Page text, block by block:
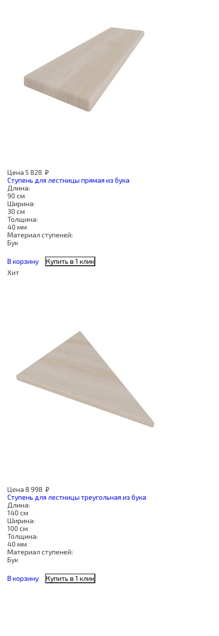
Цена 5 828 ₽
Ступень для лестницы прямая из бука
Длина:
90 см
Ширина:
30 см
Толщина:
40 мм
Материал ступеней:
Бук
В корзину
Купить в 1 клик
Хит
Цена 8 998 ₽
Ступень для лестницы треугольная из бука
Длина:
140 см
Ширина:
100 см
Толщина:
40 мм
Материал ступеней:
Бук
В корзину Купить в 1 клик